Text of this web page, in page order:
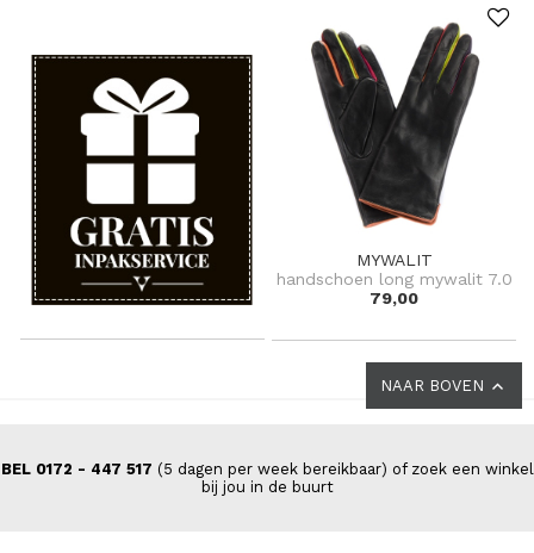
MYWALIT
handschoen long mywalit 7.0
79,00
NAAR BOVEN
BEL 0172 - 447 517 (5 dagen per week bereikbaar) of zoek een winkel
bij jou in de buurt